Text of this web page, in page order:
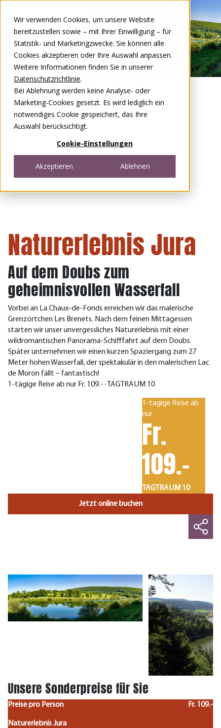
Wir verwenden Cookies, um unsere Website
bereitzustellen sowie – mit Ihrer Einwilligung – für
Statistik- und Marketingzwecke. Sie können alle
Cookies akzeptieren oder Ihre Auswahl anpassen.
Weitere Informationen finden Sie in unserer
Datenschutzrichtlinie.
Bei Ablehnung werden keine Analyse- oder
Marketing-Cookies gesetzt. Es wird lediglich ein
notwendiges Cookie gespeichert, das Ihre
Auswahl berücksichtigt.
Cookie-Einstellungen
Akzeptieren Ablehnen
DEFR
Open menu
Naturerlebnis Jura
Auf dem Doubs zum
geheimnisvollen Wasserfall
Vorbei an La Chaux-de-Fonds erreichen wir das malerische
Grenzörtchen Les Brenets. Nach dem feinen Mittagessen
starten wir unser unvergessliches Naturerlebnis mit einer
wildromantischen Panorama-Schifffahrt auf dem Doubs.
Später unternehmen wir einen kurzen Spaziergang zum 27
Meter hohen Wasserfall, der spektakulär in den malerischen Lac
de Moron fällt – fantastisch!
1-tägige Reise ab nur Fr. 109.- · TAGTRAUM 10
1-tägige Reise ab
nur
Fr.
109.-
TAGTRAUM 10
Jetzt online buchen
Unsere Sonderpreise für Sie
Preise pro Person Fr. 109.-
Naturerlebnis Jura